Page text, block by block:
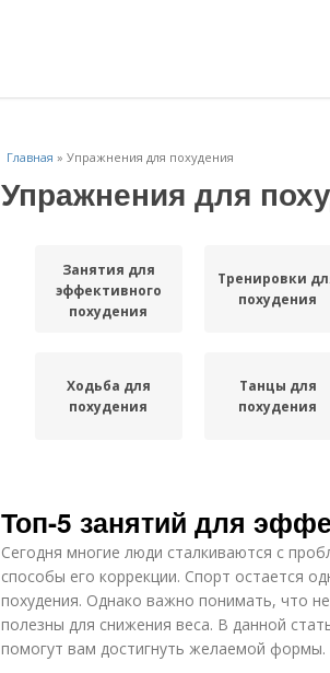
Главная » Упражнения для похудения
Упражнения для
Занятия для
эффективного
похудения
Тренировки
похудения
Ходьба для
похудения
Танцы для
похудения
похудения
период
Упражнения в
недельный план
Вещества для
похудения
Топ-5 занятий для
Сегодня многие люди сталкиваются с
способы его коррекции. Спорт остается
похудения. Однако важно понимать, что
полезны для снижения веса. В данной
помогут вам достигнуть желаемой формы.